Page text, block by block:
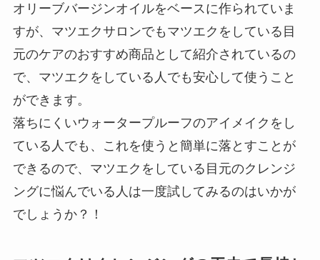
オリーブバージンオイルをベースに作られていま
すが、マツエクサロンでもマツエクをしている目
元のケアのおすすめ商品として紹介されているの
で、マツエクをしている人でも安心して使うこと
ができます。
落ちにくいウォータープルーフのアイメイクをし
ている人でも、これを使うと簡単に落とすことが
できるので、マツエクをしている目元のクレンジ
ングに悩んでいる人は一度試してみるのはいかが
でしょうか？！